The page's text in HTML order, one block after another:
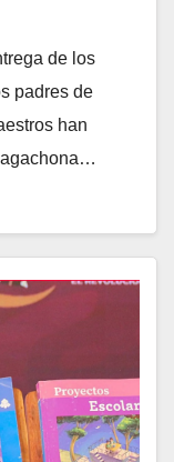
de los
padres de
han
agachona…